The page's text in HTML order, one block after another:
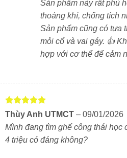
Tựa lưng điều chỉnh cao –
Trang bị tựa thắt lưng thông
xác cho vùng lưng dưới, giúp
quan đến cột sống, hạn chế
Sản phẩm này rất phù
thoáng khí, chống tích
Sản phẩm cũng có tựa
mỏi cổ và vai gáy. 👍
hợp với cơ thể để cảm
Được xếp
hạng
sao
Thùy Anh UTMCT – 09/01/2026
Mình đang tìm ghế công thái học
4 triệu có đáng không?